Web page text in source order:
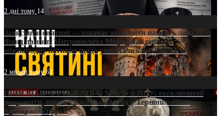
2 дні тому 14
Захистити святині — означає захистити пам’ять людства:
Фонд пам’яті Митрополита Мефодія підтримує
міжнародну петицію щодо участі Росії в ЮНЕСКО
2 місяці тому61
ПРИСМАК «РУССЬКОГО МІРА» в ПЦУ: ексклюзивні
документи, вирок і російський слід у Тернопільсько-
Бучацькій єпархії